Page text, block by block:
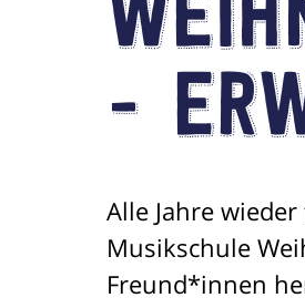
-
Alle Jahre
Musikschule
Freund*innen